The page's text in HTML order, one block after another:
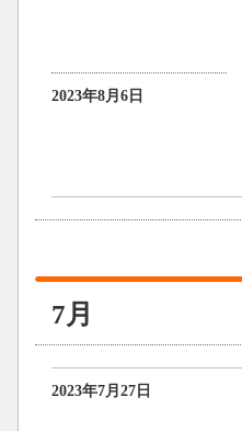
2023年8月6日
7月
2023年7月27日